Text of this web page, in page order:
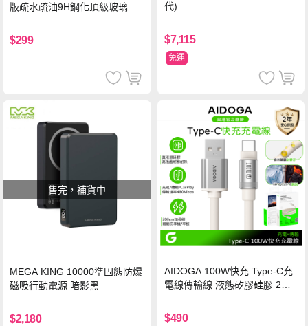
版疏水疏油9H鋼化頂級玻璃貼
$299
代)
$7,115
免運
售完，補貨中
MEGA KING 10000準固態防爆
磁吸行動電源 暗影黑
$2,180
AIDOGA 100W快充 Type-C充
電線傳輸線 液態矽膠硅膠 2M
$490